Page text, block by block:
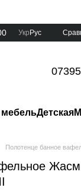
Укр Рус
мебельДетская
Полотенце банное